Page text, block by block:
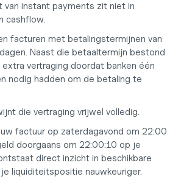
instant payments zit niet in
cashflow.
facturen met betalingstermijnen van
Naast die betaaltermijn bestond
vertraging doordat banken één
nodig hadden om de betaling te
die vertraging vrijwel volledig.
factuur op zaterdagavond om 22:00
doorgaans om 22:00:10 op je
direct inzicht in beschikbare
liquiditeitspositie nauwkeuriger.